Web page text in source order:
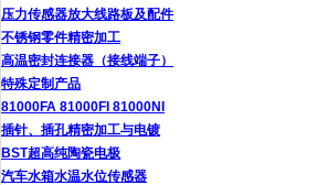
压力传感器放大线路板及配件
不锈钢零件精密加工
高温密封连接器（接线端子）
特殊定制产品
81000FA 81000FI 81000NI
插针、插孔精密加工与电镀
BST超高纯陶瓷电极
汽车水箱水温水位传感器